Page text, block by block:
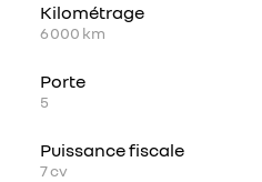
Kilométrage
6 000 km
Porte
5
Puissance fiscale
7cv